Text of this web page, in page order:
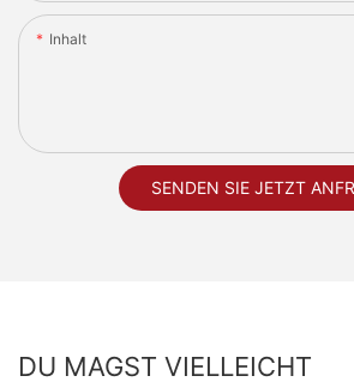
Inhalt
SENDEN SIE JETZT
DU MAGST VIELLEICHT